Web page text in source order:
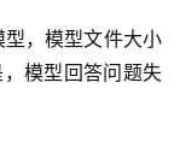
型，模型文件大小
模型回答问题失